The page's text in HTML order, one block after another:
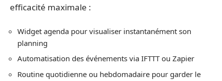
efficacité maximale :
Widget agenda pour visualiser instantanément son
planning
Automatisation des événements via IFTTT ou Zapier
Routine quotidienne ou hebdomadaire pour garder le